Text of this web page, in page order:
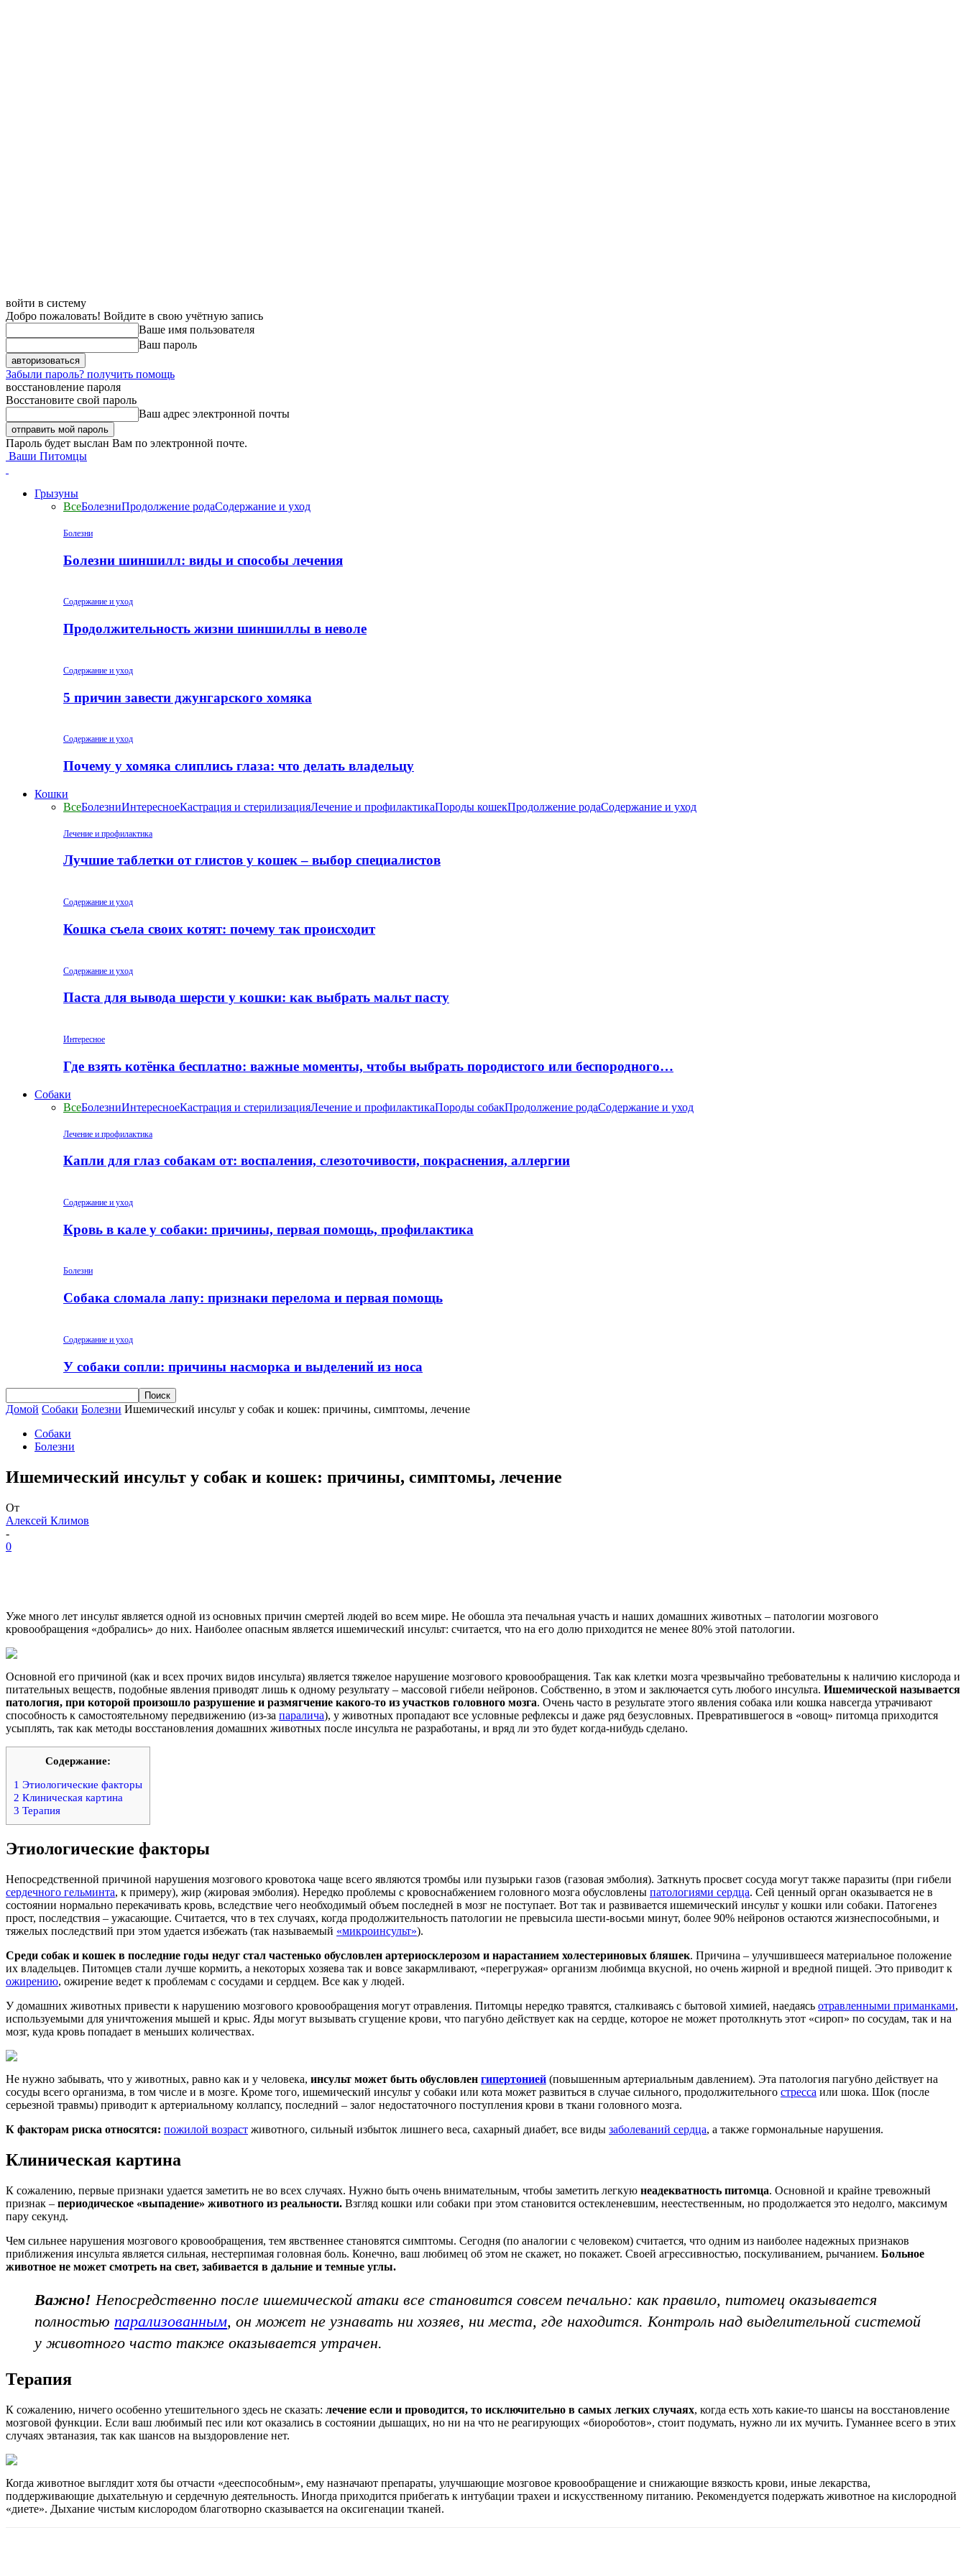
войти в систему
Добро пожаловать! Войдите в свою учётную запись
Ваше имя пользователя
Ваш пароль
Забыли пароль? получить помощь
восстановление пароля
Восстановите свой пароль
Ваш адрес электронной почты
Пароль будет выслан Вам по электронной почте.
Ваши Питомцы
Грызуны
ВсеБолезниПродолжение родаСодержание и уход
Болезни
Болезни шиншилл: виды и способы лечения
Содержание и уход
Продолжительность жизни шиншиллы в неволе
Содержание и уход
5 причин завести джунгарского хомяка
Содержание и уход
Почему у хомяка слиплись глаза: что делать владельцу
Кошки
ВсеБолезниИнтересноеКастрация и стерилизацияЛечение и профилактикаПороды кошекПродолжение родаСодержание и уход
Лечение и профилактика
Лучшие таблетки от глистов у кошек – выбор специалистов
Содержание и уход
Кошка съела своих котят: почему так происходит
Содержание и уход
Паста для вывода шерсти у кошки: как выбрать мальт пасту
Интересное
Где взять котёнка бесплатно: важные моменты, чтобы выбрать породистого или беспородного…
Собаки
ВсеБолезниИнтересноеКастрация и стерилизацияЛечение и профилактикаПороды собакПродолжение родаСодержание и уход
Лечение и профилактика
Капли для глаз собакам от: воспаления, слезоточивости, покраснения, аллергии
Содержание и уход
Кровь в кале у собаки: причины, первая помощь, профилактика
Болезни
Собака сломала лапу: признаки перелома и первая помощь
Содержание и уход
У собаки сопли: причины насморка и выделений из носа
Домой Собаки Болезни Ишемический инсульт у собак и кошек: причины, симптомы, лечение
Собаки
Болезни
Ишемический инсульт у собак и кошек: причины, симптомы, лечение
От
Алексей Климов
-
0
Уже много лет инсульт является одной из основных причин смертей людей во всем мире. Не обошла эта печальная участь и наших домашних животных – патологии мозгового
кровообращения «добрались» до них. Наиболее опасным является ишемический инсульт: считается, что на его долю приходится не менее 80% этой патологии.
Основной его причиной (как и всех прочих видов инсульта) является тяжелое нарушение мозгового кровообращения. Так как клетки мозга чрезвычайно требовательны к наличию кислорода и
питательных веществ, подобные явления приводят лишь к одному результату – массовой гибели нейронов. Собственно, в этом и заключается суть любого инсульта. Ишемической называется
патология, при которой произошло разрушение и размягчение какого-то из участков головного мозга. Очень часто в результате этого явления собака или кошка навсегда утрачивают
способность к самостоятельному передвижению (из-за паралича), у животных пропадают все условные рефлексы и даже ряд безусловных. Превратившегося в «овощ» питомца приходится
усыплять, так как методы восстановления домашних животных после инсульта не разработаны, и вряд ли это будет когда-нибудь сделано.
Содержание:
1 Этиологические факторы
2 Клиническая картина
3 Терапия
Этиологические факторы
Непосредственной причиной нарушения мозгового кровотока чаще всего являются тромбы или пузырьки газов (газовая эмболия). Заткнуть просвет сосуда могут также паразиты (при гибели
сердечного гельминта, к примеру), жир (жировая эмболия). Нередко проблемы с кровоснабжением головного мозга обусловлены патологиями сердца. Сей ценный орган оказывается не в
состоянии нормально перекачивать кровь, вследствие чего необходимый объем последней в мозг не поступает. Вот так и развивается ишемический инсульт у кошки или собаки. Патогенез
прост, последствия – ужасающие. Считается, что в тех случаях, когда продолжительность патологии не превысила шести-восьми минут, более 90% нейронов остаются жизнеспособными, и
тяжелых последствий при этом удается избежать (так называемый «микроинсульт»).
Среди собак и кошек в последние годы недуг стал частенько обусловлен артериосклерозом и нарастанием холестериновых бляшек. Причина – улучшившееся материальное положение
их владельцев. Питомцев стали лучше кормить, а некоторых хозяева так и вовсе закармливают, «перегружая» организм любимца вкусной, но очень жирной и вредной пищей. Это приводит к
ожирению, ожирение ведет к проблемам с сосудами и сердцем. Все как у людей.
У домашних животных привести к нарушению мозгового кровообращения могут отравления. Питомцы нередко травятся, сталкиваясь с бытовой химией, наедаясь отравленными приманками,
используемыми для уничтожения мышей и крыс. Яды могут вызывать сгущение крови, что пагубно действует как на сердце, которое не может протолкнуть этот «сироп» по сосудам, так и на
мозг, куда кровь попадает в меньших количествах.
Не нужно забывать, что у животных, равно как и у человека, инсульт может быть обусловлен гипертонией (повышенным артериальным давлением). Эта патология пагубно действует на
сосуды всего организма, в том числе и в мозге. Кроме того, ишемический инсульт у собаки или кота может развиться в случае сильного, продолжительного стресса или шока. Шок (после
серьезной травмы) приводит к артериальному коллапсу, последний – залог недостаточного поступления крови в ткани головного мозга.
К факторам риска относятся: пожилой возраст животного, сильный избыток лишнего веса, сахарный диабет, все виды заболеваний сердца, а также гормональные нарушения.
Клиническая картина
К сожалению, первые признаки удается заметить не во всех случаях. Нужно быть очень внимательным, чтобы заметить легкую неадекватность питомца. Основной и крайне тревожный
признак – периодическое «выпадение» животного из реальности. Взгляд кошки или собаки при этом становится остекленевшим, неестественным, но продолжается это недолго, максимум
пару секунд.
Чем сильнее нарушения мозгового кровообращения, тем явственнее становятся симптомы. Сегодня (по аналогии с человеком) считается, что одним из наиболее надежных признаков
приближения инсульта является сильная, нестерпимая головная боль. Конечно, ваш любимец об этом не скажет, но покажет. Своей агрессивностью, поскуливанием, рычанием. Больное
животное не может смотреть на свет, забивается в дальние и темные углы.
Важно! Непосредственно после ишемической атаки все становится совсем печально: как правило, питомец оказывается
полностью парализованным, он может не узнавать ни хозяев, ни места, где находится. Контроль над выделительной системой
у животного часто также оказывается утрачен.
Терапия
К сожалению, ничего особенно утешительного здесь не сказать: лечение если и проводится, то исключительно в самых легких случаях, когда есть хоть какие-то шансы на восстановление
мозговой функции. Если ваш любимый пес или кот оказались в состоянии дышащих, но ни на что не реагирующих «биороботов», стоит подумать, нужно ли их мучить. Гуманнее всего в этих
случаях эвтаназия, так как шансов на выздоровление нет.
Когда животное выглядит хотя бы отчасти «дееспособным», ему назначают препараты, улучшающие мозговое кровообращение и снижающие вязкость крови, иные лекарства,
поддерживающие дыхательную и сердечную деятельность. Иногда приходится прибегать к интубации трахеи и искусственному питанию. Рекомендуется подержать животное на кислородной
«диете». Дыхание чистым кислородом благотворно сказывается на оксигенации тканей.